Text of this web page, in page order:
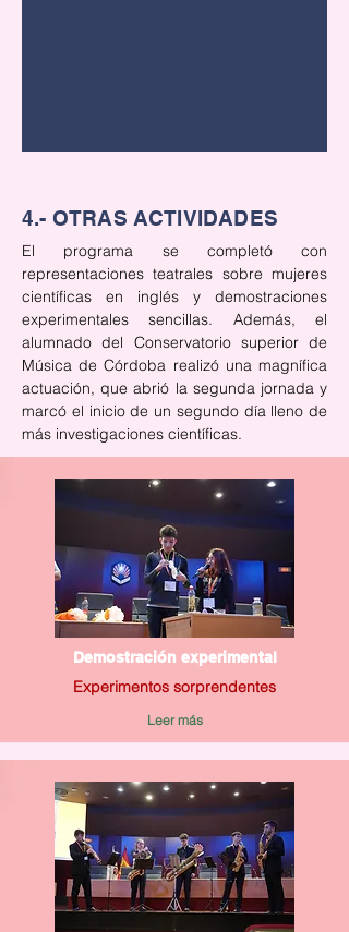
4.- OTRAS ACTIVIDADES
El programa se completó con
representaciones teatrales sobre mujeres
científicas en inglés y demostraciones
experimentales sencillas. Además, el
alumnado del Conservatorio superior de
Música de Córdoba realizó una magnífica
actuación, que abrió la segunda jornada y
marcó el inicio de un segundo día lleno de
más investigaciones científicas.
Demostración experimental
Experimentos sorprendentes
Leer más